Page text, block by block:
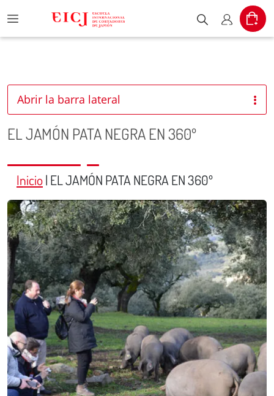
Menu
Escribe el
Mi
Cart
EL JAMÓN PATA NEGRA EN 360º
Inicio| EL JAMÓN PATA NEGRA EN 360º
Abrir la barra lateral